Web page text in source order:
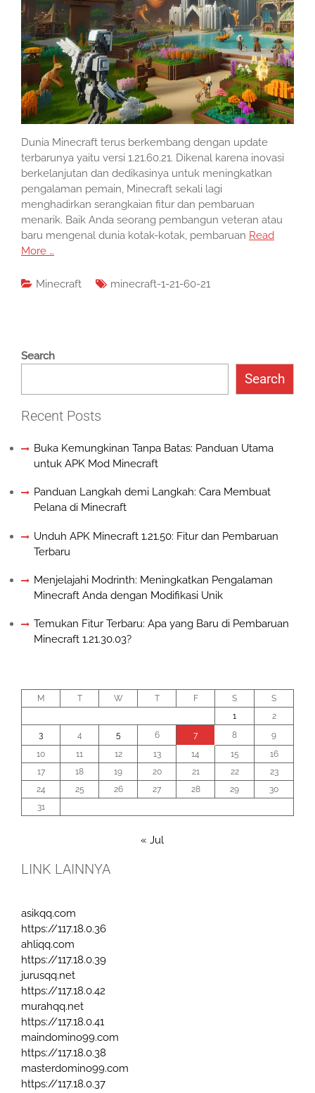
Dunia Minecraft terus berkembang dengan update
terbarunya yaitu versi 1.21.60.21. Dikenal karena inovasi
berkelanjutan dan dedikasinya untuk meningkatkan
pengalaman pemain, Minecraft sekali lagi
menghadirkan serangkaian fitur dan pembaruan
menarik. Baik Anda seorang pembangun veteran atau
baru mengenal dunia kotak-kotak, pembaruan Read
More …
Minecraft minecraft-1-21-60-21
Search
Search
Recent Posts
Buka Kemungkinan Tanpa Batas: Panduan Utama
untuk APK Mod Minecraft
Panduan Langkah demi Langkah: Cara Membuat
Pelana di Minecraft
Unduh APK Minecraft 1.21.50: Fitur dan Pembaruan
Terbaru
Menjelajahi Modrinth: Meningkatkan Pengalaman
Minecraft Anda dengan Modifikasi Unik
Temukan Fitur Terbaru: Apa yang Baru di Pembaruan
Minecraft 1.21.30.03?
M T W T F S
S
1
2
3
4 5 6 7 8
9
10
11 12 13 14 15
16
17
18 19 20 21 22
23
24
25 26 27 28 29
30
31
« Jul
LINK LAINNYA
asikqq.com
https://117.18.0.36
ahliqq.com
https://117.18.0.39
jurusqq.net
https://117.18.0.42
murahqq.net
https://117.18.0.41
maindomino99.com
https://117.18.0.38
masterdomino99.com
https://117.18.0.37